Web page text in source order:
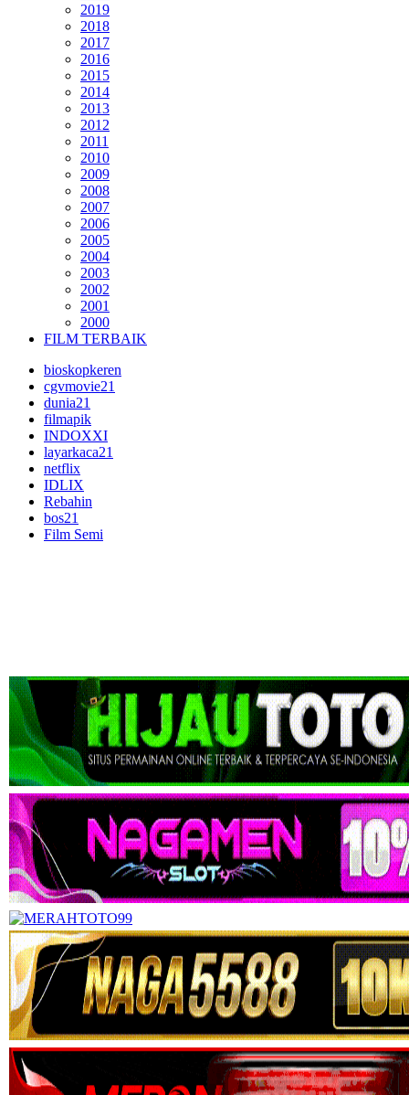
2019
2018
2017
2016
2015
2014
2013
2012
2011
2010
2009
2008
2007
2006
2005
2004
2003
2002
2001
2000
FILM TERBAIK
bioskopkeren
cgvmovie21
dunia21
filmapik
INDOXXI
layarkaca21
netflix
IDLIX
Rebahin
bos21
Film Semi